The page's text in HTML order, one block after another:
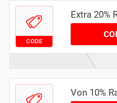
CODE
Extra 20%
Von 10%